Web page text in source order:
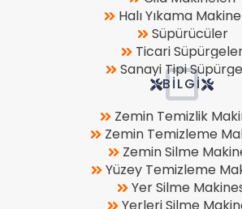
Halı Yıkama
Süpürücüler
Ticari
Sanayi Tipi
BILGI
Zemin Temizlik
Zemin Temizleme
Zemin Silme
Yüzey Temizleme
Yer Silme